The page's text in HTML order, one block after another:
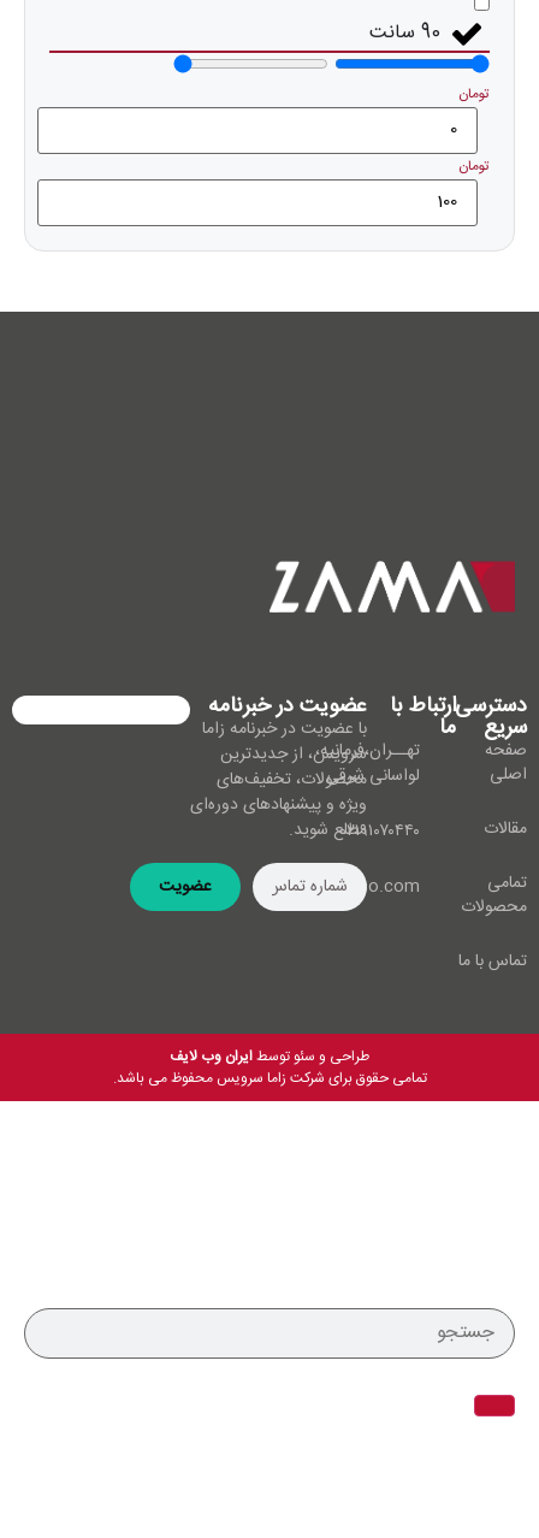
90 سانت
تومان
تومان
دسترسی
سریع
صفحه
اصلی
مقالات
تمامی
محصولات
تماس با ما
ارتباط با
ما
تهــران،فرمانیه،
لواسانی شرقی
۰۲۱۹۱۰۷۰۴۴۰
info@zamaco.com
عضویت در خبرنامه
با عضویت در خبرنامه زاما
سرویس، از جدیدترین
محصولات، تخفیف‌های
ویژه و پیشنهادهای دوره‌ای
مطلع شوید.
عضویت
طراحی و سئو توسطایران وب لایف
تمامی حقوق برای شرکت زاما سرویس محفوظ می باشد.